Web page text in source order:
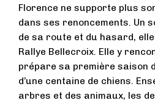
Florence ne supporte plus
dans ses renoncements. Un
de sa route et du hasard,
Rallye Bellecroix. Elle y
prépare sa première saison
d’une centaine de chiens.
arbres et des animaux, les